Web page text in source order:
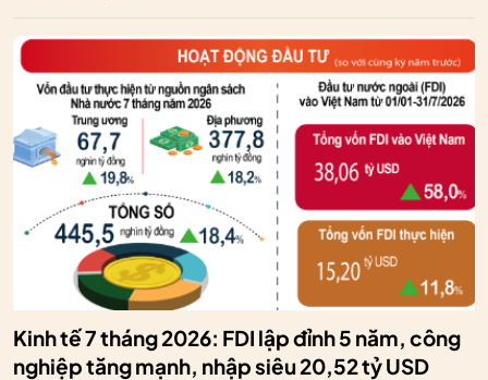
Kinh tế 7 tháng 2026: FDI lập đỉnh 5 năm, công
nghiệp tăng mạnh, nhập siêu 20,52 tỷ USD